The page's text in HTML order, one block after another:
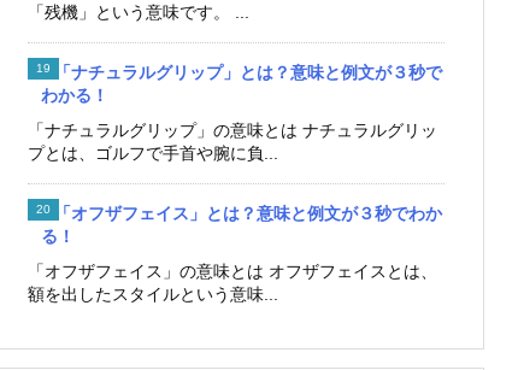
「残機」という意味です。 ...
「ナチュラルグリップ」とは？意味と例文が３秒で
わかる！
「ナチュラルグリップ」の意味とは ナチュラルグリッ
プとは、ゴルフで手首や腕に負...
「オフザフェイス」とは？意味と例文が３秒でわか
る！
「オフザフェイス」の意味とは オフザフェイスとは、
額を出したスタイルという意味...